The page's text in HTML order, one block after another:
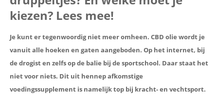
kiezen? Lees mee!
Je kunt er tegenwoordig niet meer omheen. CBD olie wordt je
vanuit alle hoeken en gaten aangeboden. Op het internet, bij
de drogist en zelfs op de balie bij de sportschool. Daar staat het
niet voor niets. Dit uit hennep afkomstige
voedingssupplement is namelijk top bij kracht- en vechtsport.